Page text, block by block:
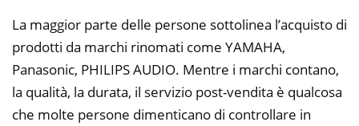
La maggior parte delle persone sottolinea l’acquisto di
prodotti da marchi rinomati come YAMAHA,
Panasonic, PHILIPS AUDIO. Mentre i marchi contano,
la qualità, la durata, il servizio post-vendita è qualcosa
che molte persone dimenticano di controllare in